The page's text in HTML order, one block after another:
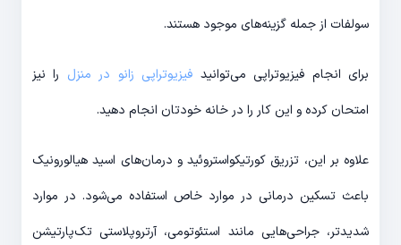
سولفات از جمله گزینه‌های موجود هستند.
برای انجام فیزیوتراپی می‌توانید فیزیوتراپی زانو در منزل را نیز
امتحان کرده و این کار را در خانه خودتان انجام دهید.
علاوه بر این، تزریق کورتیکواستروئید و درمان‌های اسید هیالورونیک
باعث تسکین درمانی در موارد خاص استفاده می‌شود. در موارد
شدیدتر، جراحی‌هایی مانند استئوتومی، آرتروپلاستی تک‌پارتیشن